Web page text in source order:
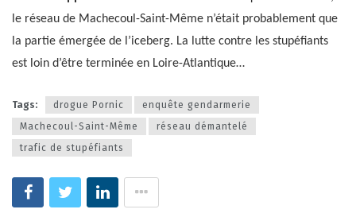
le réseau de Machecoul-Saint-Même n’était probablement que
la partie émergée de l’iceberg. La lutte contre les stupéfiants
est loin d’être terminée en Loire-Atlantique…
Tags: drogue Pornic
enquête gendarmerie
Machecoul-Saint-Même
réseau démantelé
trafic de stupéfiants